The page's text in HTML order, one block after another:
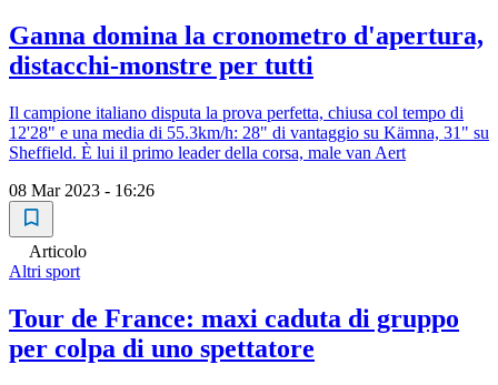
Ganna domina la cronometro d'apertura,
distacchi-monstre per tutti
Il campione italiano disputa la prova perfetta, chiusa col tempo di
12'28" e una media di 55.3km/h: 28" di vantaggio su Kämna, 31" su
Sheffield. È lui il primo leader della corsa, male van Aert
08 Mar 2023 - 16:26
Articolo
Altri sport
Tour de France: maxi caduta di gruppo
per colpa di uno spettatore